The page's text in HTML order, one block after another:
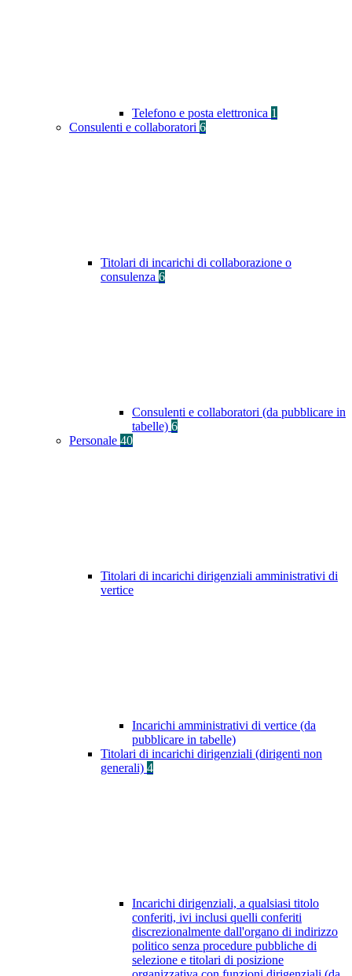
Telefono e posta elettronica 1
Consulenti e collaboratori 6
Titolari di incarichi di collaborazione o
consulenza 6
Consulenti e collaboratori (da pubblicare in
tabelle) 6
Personale 40
Titolari di incarichi dirigenziali amministrativi di
vertice
Incarichi amministrativi di vertice (da
pubblicare in tabelle)
Titolari di incarichi dirigenziali (dirigenti non
generali) 4
Incarichi dirigenziali, a qualsiasi titolo
conferiti, ivi inclusi quelli conferiti
discrezionalmente dall'organo di indirizzo
politico senza procedure pubbliche di
selezione e titolari di posizione